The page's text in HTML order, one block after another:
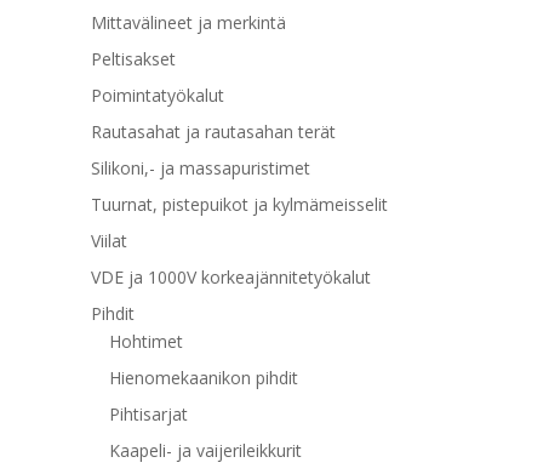
Mittavälineet ja merkintä
Peltisakset
Poimintatyökalut
Rautasahat ja rautasahan terät
Silikoni,- ja massapuristimet
Tuurnat, pistepuikot ja kylmämeisselit
Viilat
VDE ja 1000V korkeajännitetyökalut
Pihdit
Hohtimet
Hienomekaanikon pihdit
Pihtisarjat
Kaapeli- ja vaijerileikkurit